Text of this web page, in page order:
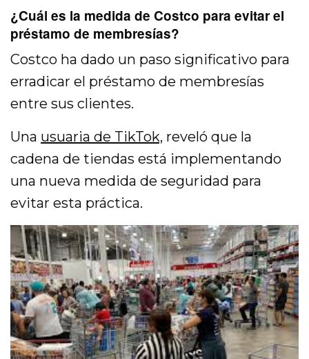
¿Cuál es la medida de Costco para evitar el
préstamo de membresías?
Costco ha dado un paso significativo para
erradicar el préstamo de membresías
entre sus clientes.
Una usuaria de TikTok, reveló que la
cadena de tiendas está implementando
una nueva medida de seguridad para
evitar esta práctica.